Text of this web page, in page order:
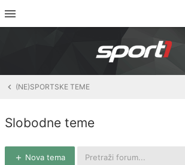
(NE)SPORTSKE TEME
Slobodne teme
Nova tema